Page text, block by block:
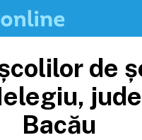
de
Bacău